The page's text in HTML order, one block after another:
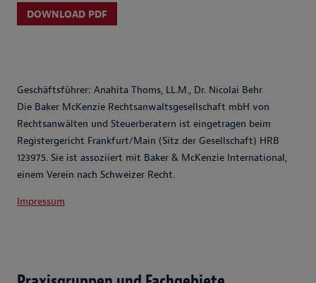
DOWNLOAD PDF
Geschäftsführer: Anahita Thoms, LL.M., Dr. Nicolai Behr
Die Baker McKenzie Rechtsanwaltsgesellschaft mbH von
Rechtsanwälten und Steuerberatern ist eingetragen beim
Registergericht Frankfurt/Main (Sitz der Gesellschaft) HRB
123975. Sie ist assoziiert mit Baker & McKenzie International,
einem Verein nach Schweizer Recht.
Impressum